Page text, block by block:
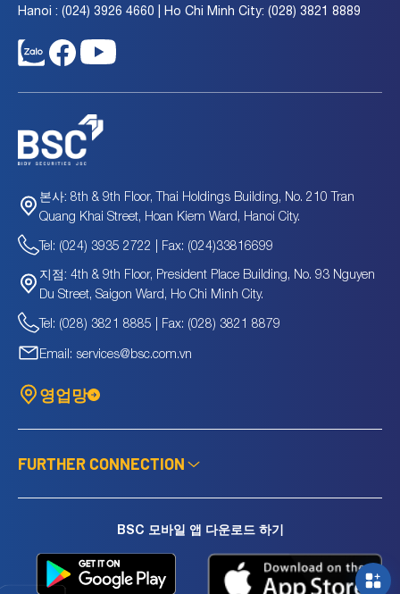
Hanoi : (024) 3926 4660 | Ho Chi Minh City: (028) 3821 8889
본사: 8th & 9th Floor, Thai Holdings Building, No. 210 Tran
Quang Khai Street, Hoan Kiem Ward, Hanoi City.
Tel: (024) 3935 2722 | Fax: (024)33816699
지점: 4th & 9th Floor, President Place Building, No. 93 Nguyen
Du Street, Saigon Ward, Ho Chi Minh City.
Tel: (028) 3821 8885 | Fax: (028) 3821 8879
Email: services@bsc.com.vn
영업망
FURTHER CONNECTION
BSC 모바일 앱 다운로드 하기